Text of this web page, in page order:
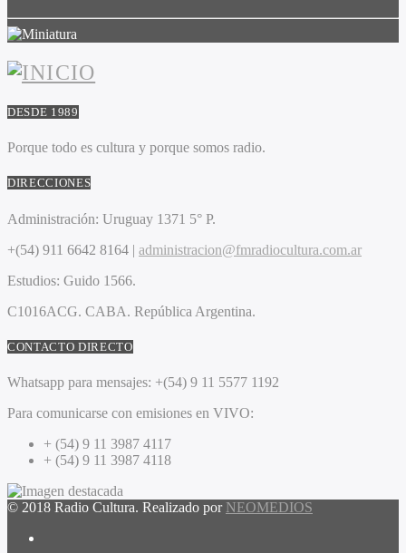
DESDE 1989
Porque todo es cultura y porque somos radio.
DIRECCIONES
Administración: Uruguay 1371 5° P.
+(54) 911 6642 8164 | administracion@fmradiocultura.com.ar
Estudios: Guido 1566.
C1016ACG. CABA. República Argentina.
CONTACTO DIRECTO
Whatsapp para mensajes: +(54) 9 11 5577 1192
Para comunicarse con emisiones en VIVO:
+ (54) 9 11 3987 4117
+ (54) 9 11 3987 4118
© 2018 Radio Cultura. Realizado por NEOMEDIOS